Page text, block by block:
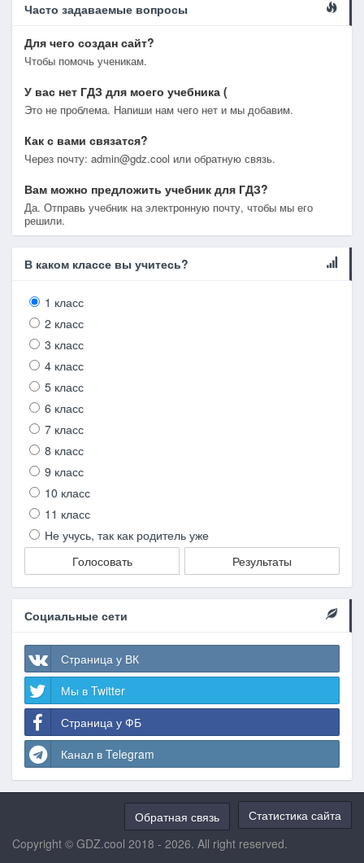
Часто задаваемые вопросы
Для чего создан сайт?
Чтобы помочь ученикам.
У вас нет ГДЗ для моего учебника (
Это не проблема. Напиши нам чего нет и мы добавим.
Как с вами связатся?
Через почту: admin@gdz.cool или обратную связь.
Вам можно предложить учебник для ГДЗ?
Да. Отправь учебник на электронную почту, чтобы мы его
решили.
В каком классе вы учитесь?
1 класс
2 класс
3 класс
4 класс
5 класс
6 класс
7 класс
8 класс
9 класс
10 класс
11 класс
Не учусь, так как родитель уже
Голосовать
Результаты
Социальные сети
Страница у ВК
Мы в Twitter
Страница у ФБ
Канал в Telegram
Статистика сайта
Обратная связь
Copyright © GDZ.cool 2018 - 2026. All right reserved.